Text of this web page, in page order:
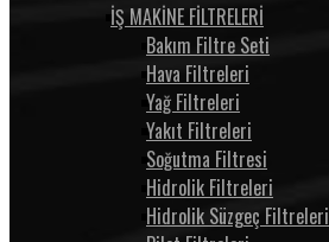
İŞ MAKİNE FİLTRELERİ
Bakım Filtre Seti
Hava Filtreleri
Yağ Filtreleri
Yakıt Filtreleri
Soğutma Filtresi
Hidrolik Filtreleri
Hidrolik Süzgeç Filtreleri